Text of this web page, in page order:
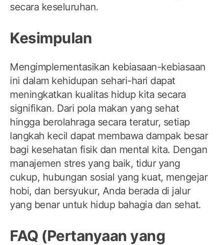
secara keseluruhan.
Kesimpulan
Mengimplementasikan kebiasaan-kebiasaan
ini dalam kehidupan sehari-hari dapat
meningkatkan kualitas hidup kita secara
signifikan. Dari pola makan yang sehat
hingga berolahraga secara teratur, setiap
langkah kecil dapat membawa dampak besar
bagi kesehatan fisik dan mental kita. Dengan
manajemen stres yang baik, tidur yang
cukup, hubungan sosial yang kuat, mengejar
hobi, dan bersyukur, Anda berada di jalur
yang benar untuk hidup bahagia dan sehat.
FAQ (Pertanyaan yang